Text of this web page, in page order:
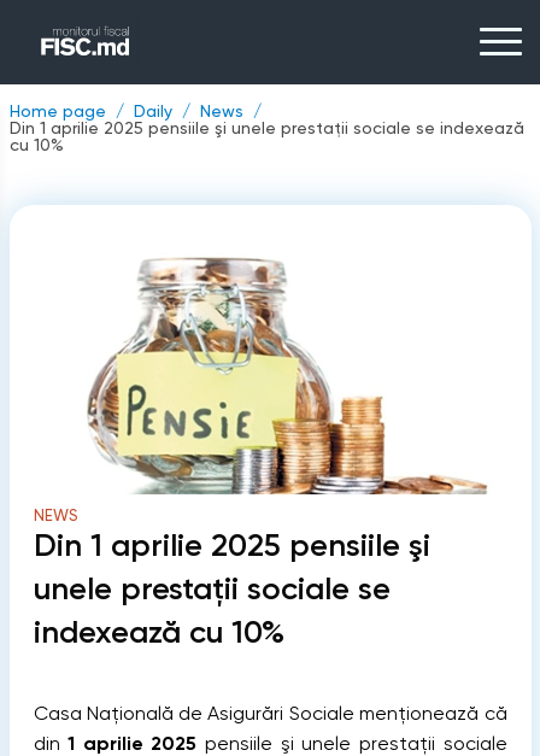
Home page Daily
News
Din 1 aprilie 2025 pensiile şi unele prestații sociale se indexează
cu 10%
NEWS
Din 1 aprilie 2025 pensiile şi
unele prestații sociale se
indexează cu 10%
Casa Națională de Asigurări Sociale menționează că
din1 aprilie 2025 pensiile şi unele prestații sociale